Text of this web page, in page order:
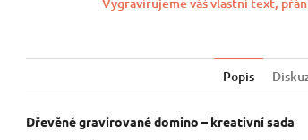
Popis
Dřevěné gravírované domino – kreativní sada